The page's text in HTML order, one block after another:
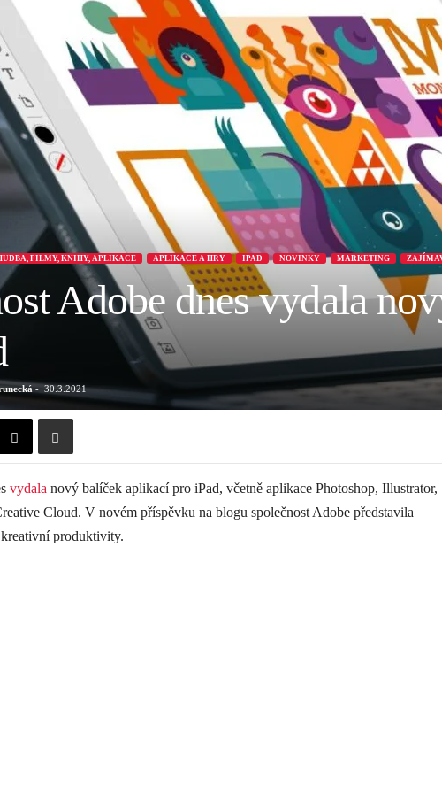
FILMY, KNIHY, APLIKACE APLIKACE A HRY IPAD NOVINKY MARKETING
Adobe dnes vydala
- 30.3.2021
vydala nový balíček aplikací pro iPad, včetně aplikace Photoshop, Illustrator,
Cloud. V novém příspěvku na blogu společnost Adobe představila
produktivity.